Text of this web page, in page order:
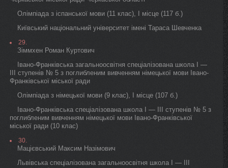
Олімпіада з іспанської мови (11 клас), I місце (117 б.)
Київський національний університет імені Тараса Шевченка
29.
Зіммхен Роман Куртович
Івано-Франківська загальноосвітня спеціалізована школа I —
III ступенів № 5 з поглибленим вивченням німецької мови Івано-
Франківської міської ради
Олімпіада з німецької мови (9 клас), I місце (107 б.)
Івано-Франківська спеціалізована школа I — III ступенів № 5 з
поглибленим вивченням німецької мови Івано-Франківської
міської ради (10 клас)
30.
Мацієвський Максим Назімович
Львівська спеціалізована загальноосвітня школа I — III